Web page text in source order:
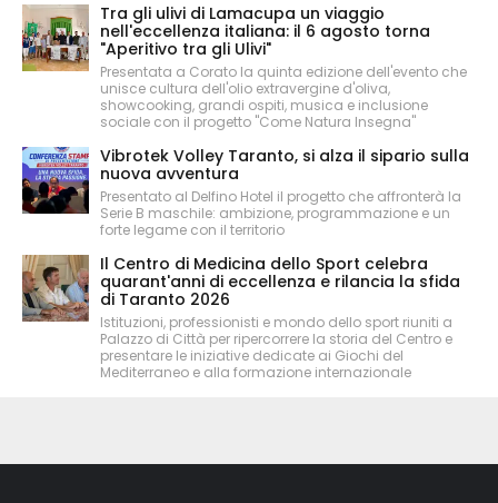
Tra gli ulivi di Lamacupa un viaggio
nell'eccellenza italiana: il 6 agosto torna
"Aperitivo tra gli Ulivi"
Presentata a Corato la quinta edizione dell'evento che
unisce cultura dell'olio extravergine d'oliva,
showcooking, grandi ospiti, musica e inclusione
sociale con il progetto "Come Natura Insegna"
Vibrotek Volley Taranto, si alza il sipario sulla
nuova avventura
Presentato al Delfino Hotel il progetto che affronterà la
Serie B maschile: ambizione, programmazione e un
forte legame con il territorio
Il Centro di Medicina dello Sport celebra
quarant'anni di eccellenza e rilancia la sfida
di Taranto 2026
Istituzioni, professionisti e mondo dello sport riuniti a
Palazzo di Città per ripercorrere la storia del Centro e
presentare le iniziative dedicate ai Giochi del
Mediterraneo e alla formazione internazionale